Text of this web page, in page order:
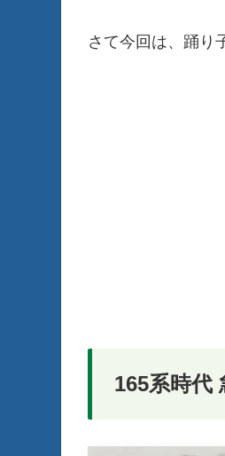
さて今回は、踊り
165系時代